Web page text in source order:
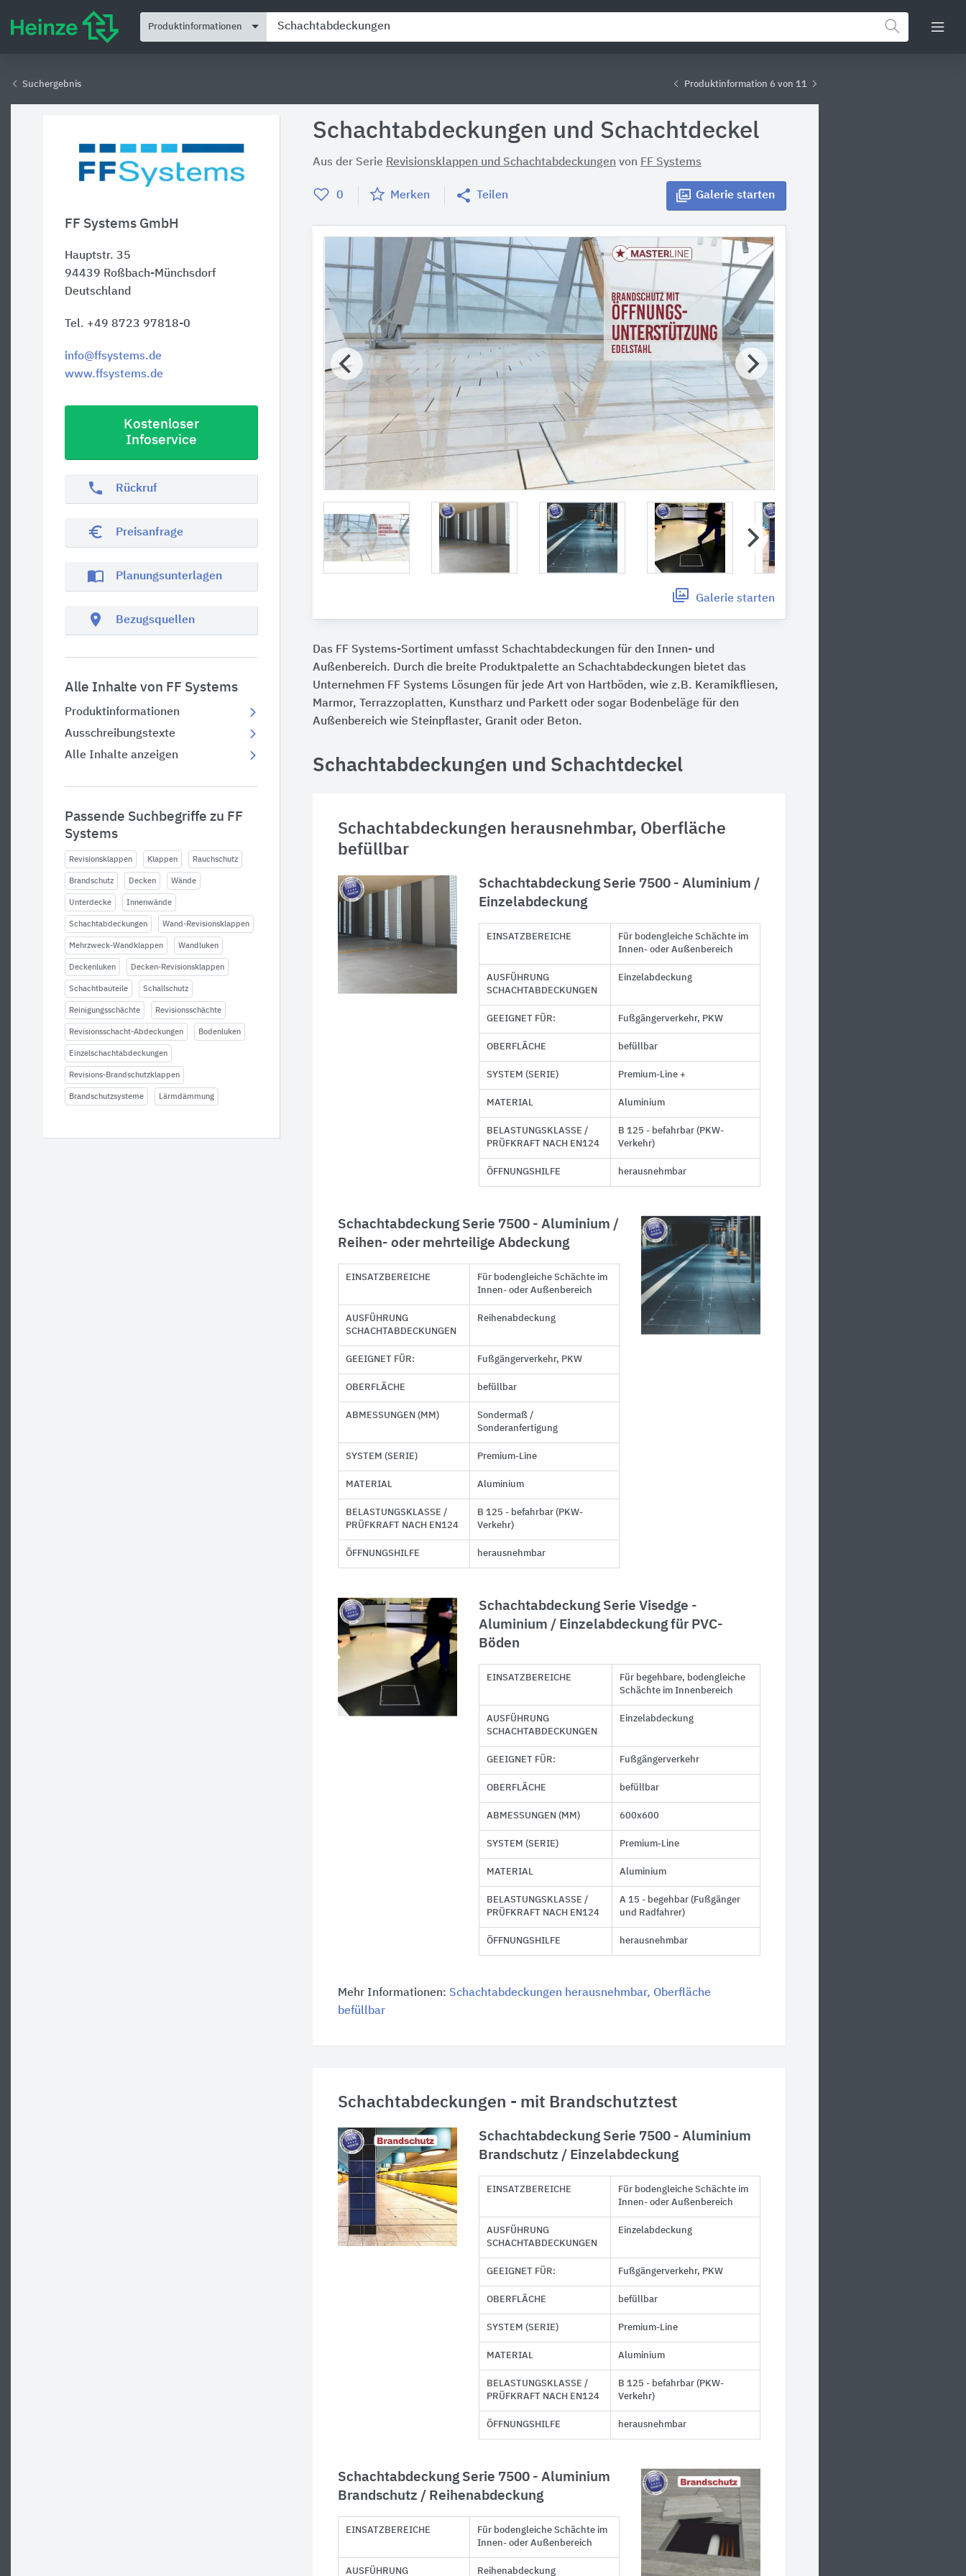
Produktinformationen
Suchergebnis Produktinformation 6 von 11
FF Systems GmbH
Hauptstr. 35
94439 Roßbach-Münchsdorf
Deutschland
Tel. +49 8723 97818-0
info@ffsystems.de
www.ffsystems.de
Kostenloser
Infoservice
phone Rückruf
euro_symbol Preisanfrage
import_contacts Planungsunterlagen
location_on Bezugsquellen
Alle Inhalte von FF Systems
Produktinformationen
Ausschreibungstexte
Alle Inhalte anzeigen
Passende Suchbegriffe zu FF
Systems
Revisionsklappen Klappen Rauchschutz
Brandschutz Decken Wände
Unterdecke Innenwände
Schachtabdeckungen Wand-Revisionsklappen
Mehrzweck-Wandklappen Wandluken
Deckenluken Decken-Revisionsklappen
Schachtbauteile Schallschutz
Reinigungsschächte Revisionsschächte
Revisionsschacht-Abdeckungen Bodenluken
Einzelschachtabdeckungen
Revisions-Brandschutzklappen
Brandschutzsysteme Lärmdämmung
Schachtabdeckungen und Schachtdeckel
Aus der Serie Revisionsklappen und Schachtabdeckungen von FF Systems
0 Merken Teilen Galerie starten
Galerie starten
Das FF Systems-Sortiment umfasst Schachtabdeckungen für den Innen- und
Außenbereich. Durch die breite Produktpalette an Schachtabdeckungen bietet das
Unternehmen FF Systems Lösungen für jede Art von Hartböden, wie z.B. Keramikfliesen,
Marmor, Terrazzoplatten, Kunstharz und Parkett oder sogar Bodenbeläge für den
Außenbereich wie Steinpflaster, Granit oder Beton.
Schachtabdeckungen und Schachtdeckel
Schachtabdeckungen herausnehmbar, Oberfläche
befüllbar
Schachtabdeckung Serie 7500 - Aluminium /
Einzelabdeckung
EINSATZBEREICHE
Für bodengleiche Schächte im
Innen- oder Außenbereich
AUSFÜHRUNG
SCHACHTABDECKUNGEN
Einzelabdeckung
GEEIGNET FÜR: Fußgängerverkehr, PKW
OBERFLÄCHE befüllbar
SYSTEM (SERIE) Premium-Line +
MATERIAL Aluminium
BELASTUNGSKLASSE /
PRÜFKRAFT NACH EN124
B 125 - befahrbar (PKW-
Verkehr)
ÖFFNUNGSHILFE herausnehmbar
Schachtabdeckung Serie 7500 - Aluminium /
Reihen- oder mehrteilige Abdeckung
EINSATZBEREICHE
Für bodengleiche Schächte im
Innen- oder Außenbereich
AUSFÜHRUNG
SCHACHTABDECKUNGEN
Reihenabdeckung
GEEIGNET FÜR: Fußgängerverkehr, PKW
OBERFLÄCHE befüllbar
ABMESSUNGEN (MM)
Sondermaß /
Sonderanfertigung
SYSTEM (SERIE) Premium-Line
MATERIAL Aluminium
BELASTUNGSKLASSE /
PRÜFKRAFT NACH EN124
B 125 - befahrbar (PKW-
Verkehr)
ÖFFNUNGSHILFE herausnehmbar
Schachtabdeckung Serie Visedge -
Aluminium / Einzelabdeckung für PVC-
Böden
EINSATZBEREICHE
Für begehbare, bodengleiche
Schächte im Innenbereich
AUSFÜHRUNG
SCHACHTABDECKUNGEN
Einzelabdeckung
GEEIGNET FÜR: Fußgängerverkehr
OBERFLÄCHE befüllbar
ABMESSUNGEN (MM) 600x600
SYSTEM (SERIE) Premium-Line
MATERIAL Aluminium
BELASTUNGSKLASSE /
PRÜFKRAFT NACH EN124
A 15 - begehbar (Fußgänger
und Radfahrer)
ÖFFNUNGSHILFE herausnehmbar
Mehr Informationen: Schachtabdeckungen herausnehmbar, Oberfläche
befüllbar
Schachtabdeckungen - mit Brandschutztest
Schachtabdeckung Serie 7500 - Aluminium
Brandschutz / Einzelabdeckung
EINSATZBEREICHE
Für bodengleiche Schächte im
Innen- oder Außenbereich
AUSFÜHRUNG
SCHACHTABDECKUNGEN
Einzelabdeckung
GEEIGNET FÜR: Fußgängerverkehr, PKW
OBERFLÄCHE befüllbar
SYSTEM (SERIE) Premium-Line
MATERIAL Aluminium
BELASTUNGSKLASSE /
PRÜFKRAFT NACH EN124
B 125 - befahrbar (PKW-
Verkehr)
ÖFFNUNGSHILFE herausnehmbar
Schachtabdeckung Serie 7500 - Aluminium
Brandschutz / Reihenabdeckung
EINSATZBEREICHE
Für bodengleiche Schächte im
Innen- oder Außenbereich
AUSFÜHRUNG Reihenabdeckung